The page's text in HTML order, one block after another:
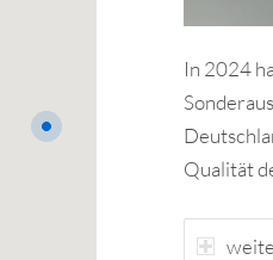
In 2024
Qualität